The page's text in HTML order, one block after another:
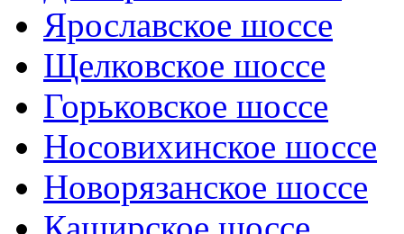
Ярославское шоссе
Щелковское шоссе
Горьковское шоссе
Носовихинское шоссе
Новорязанское шоссе